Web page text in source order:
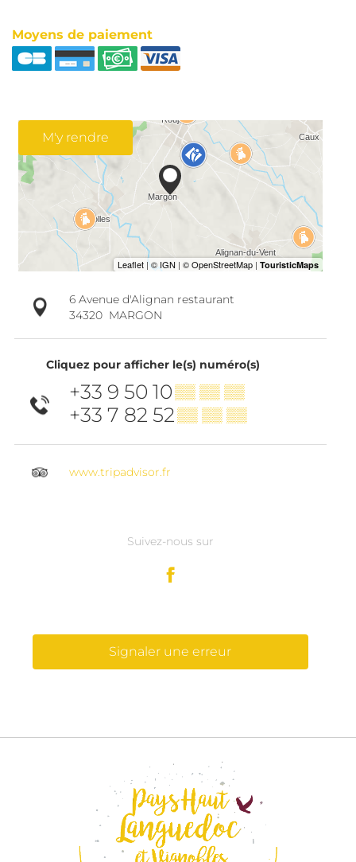
Moyens de paiement
M'y rendre
6 Avenue d'Alignan restaurant
34320 MARGON
Cliquez pour afficher le(s) numéro(s)
+33 9 50 10▒▒ ▒▒ ▒▒
+33 7 82 52▒▒ ▒▒ ▒▒
www.tripadvisor.fr
Suivez-nous sur
Signaler une erreur